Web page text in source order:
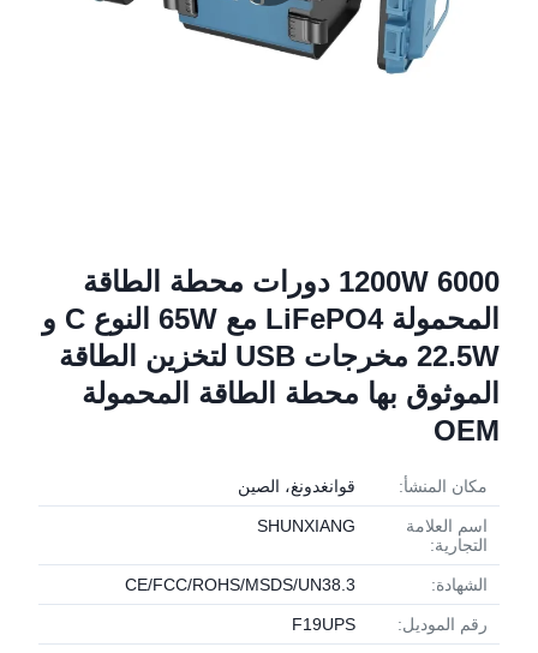
1200W 6000 دورات محطة الطاقة
المحمولة LiFePO4 مع 65W النوع C و
22.5W مخرجات USB لتخزين الطاقة
الموثوق بها محطة الطاقة المحمولة
OEM
مكان المنشأ: قوانغدونغ، الصين
اسم العلامة
التجارية:
SHUNXIANG
الشهادة: CE/FCC/ROHS/MSDS/UN38.3
رقم الموديل: F19UPS